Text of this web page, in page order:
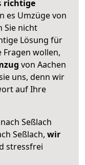
richtige
es Umzüge von
Sie nicht
Lösung für
Fragen wollen,
von Aachen
uns, denn wir
auf Ihre
Seßlach
Seßlach, wir
stressfrei